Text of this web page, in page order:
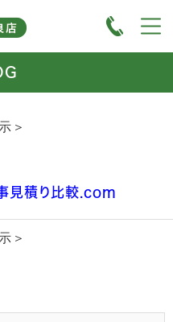
示＞
見積り比較.com
示＞